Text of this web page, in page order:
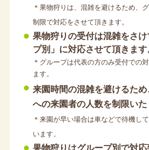
＊果物狩りは、混雑を避けるため、
制限で対応をさせて頂きます。
果物狩りの受付は混雑をさ
プ別」に対応させて頂きます
＊グループは代表の方のみ受付での
ます。
来園時間の混雑を避けるた
への来園者の人数を制限いた
＊来園が早い場合は車などで待機し
います。
果物狩りはグループ別で対応